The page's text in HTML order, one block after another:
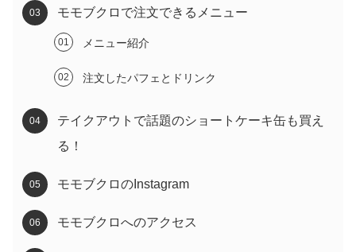
モモブクロで注文できるメニュー
メニュー紹介
注文したパフェとドリンク
テイクアウトで話題のショートケーキ缶も買え
る！
モモブクロのInstagram
モモブクロへのアクセス